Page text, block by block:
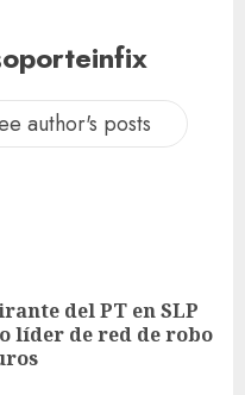
author's posts
del PT en SLP
líder de red de robo